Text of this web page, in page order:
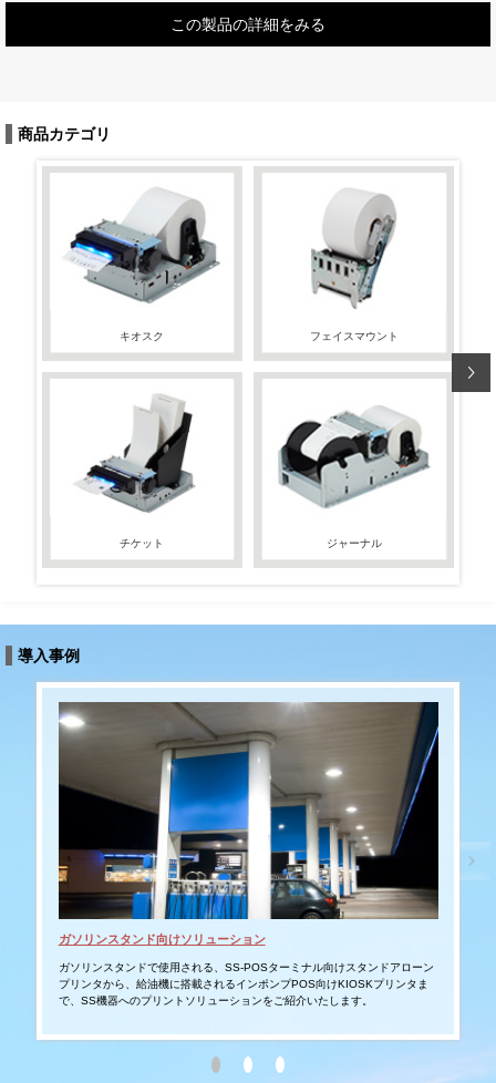
この製品の詳細をみる
商品カテゴリ
キオスク フェイスマウント
チケット ジャーナル
導入事例
ガソリンスタンド向けソリューション
ガソリンスタンドで使用される、SS-POSターミナル向けスタンドアローン
プリンタから、給油機に搭載されるインポンプPOS向けKIOSKプリンタま
で、SS機器へのプリントソリューションをご紹介いたします。